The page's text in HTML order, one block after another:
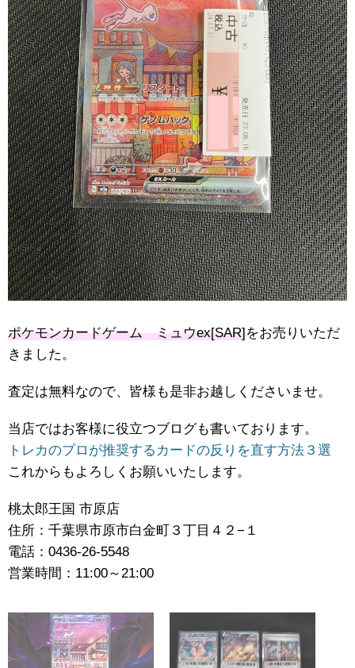
ポケモンカードゲーム ミュウex[SAR]をお売りいただ
きました。
査定は無料なので、皆様も是非お越しくださいませ。
当店ではお客様に役立つブログも書いております。
トレカのプロが推奨するカードの反りを直す方法３選
これからもよろしくお願いいたします。
桃太郎王国 市原店
住所：千葉県市原市白金町３丁目４２−１
電話：0436-26-5548
営業時間：11:00～21:00